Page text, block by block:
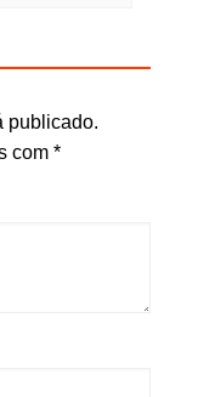
publicado.
com *